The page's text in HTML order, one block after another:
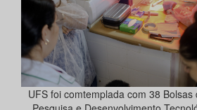
UFS foi comtemplada com 38